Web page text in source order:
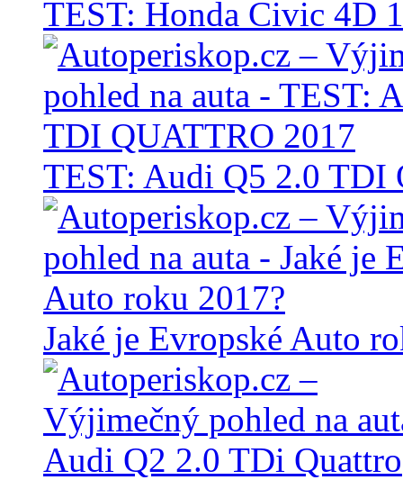
TEST: Honda Civic 4D
TEST: Audi Q5 2.0 TDI
Jaké je Evropské Auto